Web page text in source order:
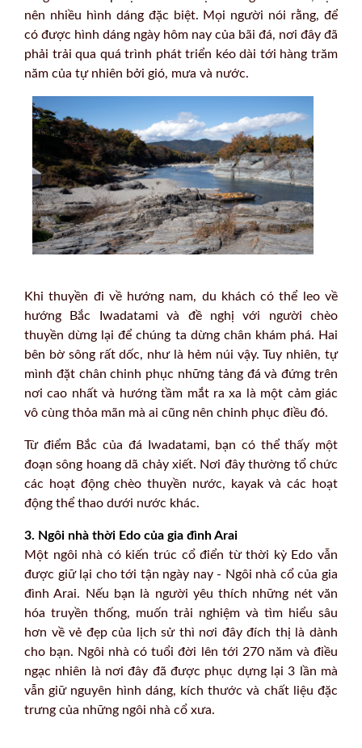
nên nhiều hình dáng đặc biệt. Mọi người nói rằng, để
có được hình dáng ngày hôm nay của bãi đá, nơi đây đã
phải trải qua quá trình phát triển kéo dài tới hàng trăm
năm của tự nhiên bởi gió, mưa và nước.
Khi thuyền đi về hướng nam, du khách có thể leo về
hướng Bắc Iwadatami và đề nghị với người chèo
thuyền dừng lại để chúng ta dừng chân khám phá. Hai
bên bờ sông rất dốc, như là hẻm núi vậy. Tuy nhiên, tự
mình đặt chân chinh phục những tảng đá và đứng trên
nơi cao nhất và hướng tầm mắt ra xa là một cảm giác
vô cùng thỏa mãn mà ai cũng nên chinh phục điều đó.
Từ điểm Bắc của đá Iwadatami, bạn có thể thấy một
đoạn sông hoang dã chảy xiết. Nơi đây thường tổ chức
các hoạt động chèo thuyền nước, kayak và các hoạt
động thể thao dưới nước khác.
3. Ngôi nhà thời Edo của gia đình Arai
Một ngôi nhà có kiến trúc cổ điển từ thời kỳ Edo vẫn
được giữ lại cho tới tận ngày nay - Ngôi nhà cổ của gia
đình Arai. Nếu bạn là người yêu thích những nét văn
hóa truyền thống, muốn trải nghiệm và tìm hiểu sâu
hơn về vẻ đẹp của lịch sử thì nơi đây đích thị là dành
cho bạn. Ngôi nhà có tuổi đời lên tới 270 năm và điều
ngạc nhiên là nơi đây đã được phục dựng lại 3 lần mà
vẫn giữ nguyên hình dáng, kích thước và chất liệu đặc
trưng của những ngôi nhà cổ xưa.